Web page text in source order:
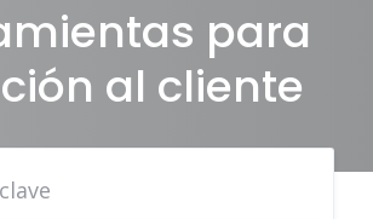
para
al cliente